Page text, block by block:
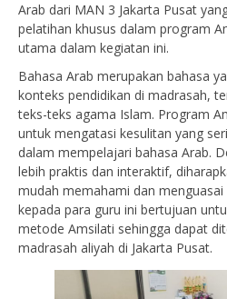
Arab dari MAN 3 Jakarta Pusat
pelatihan khusus dalam program
utama dalam kegiatan ini.
Bahasa Arab merupakan bahasa
konteks pendidikan di madrasah,
teks-teks agama Islam. Program
untuk mengatasi kesulitan yang
dalam mempelajari bahasa Arab.
lebih praktis dan interaktif,
mudah memahami dan menguasai
kepada para guru ini bertujuan
metode Amsilati sehingga dapat
madrasah aliyah di Jakarta Pusat.